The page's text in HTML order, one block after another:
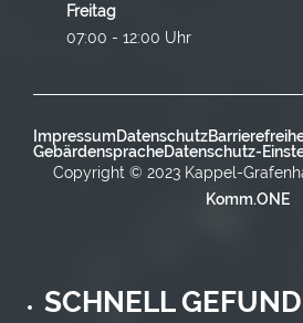
Freitag
07:00 - 12:00
ImpressumDatenschutz
GebärdenspracheDatenschutz-
Copyright © 2023 Kappel-
Komm.ONE
SCHNELL